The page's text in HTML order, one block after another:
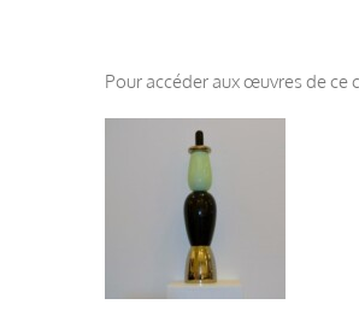
Pour accéder aux œuvres de ce